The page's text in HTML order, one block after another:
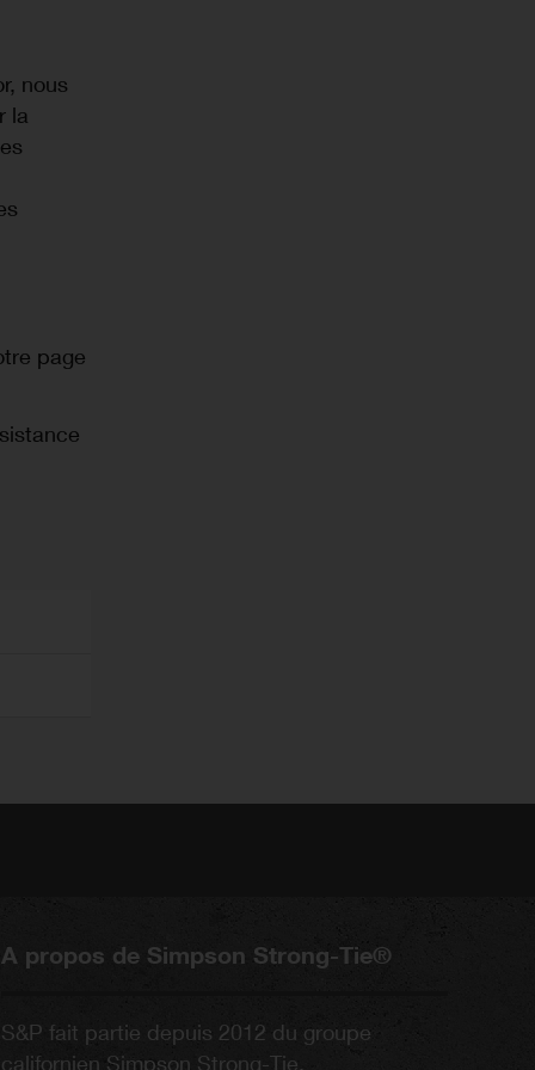
nous
la
page
A propos de Simpson Strong-Tie®
S&P fait partie depuis 2012 du groupe
californien Simpson Strong-Tie.